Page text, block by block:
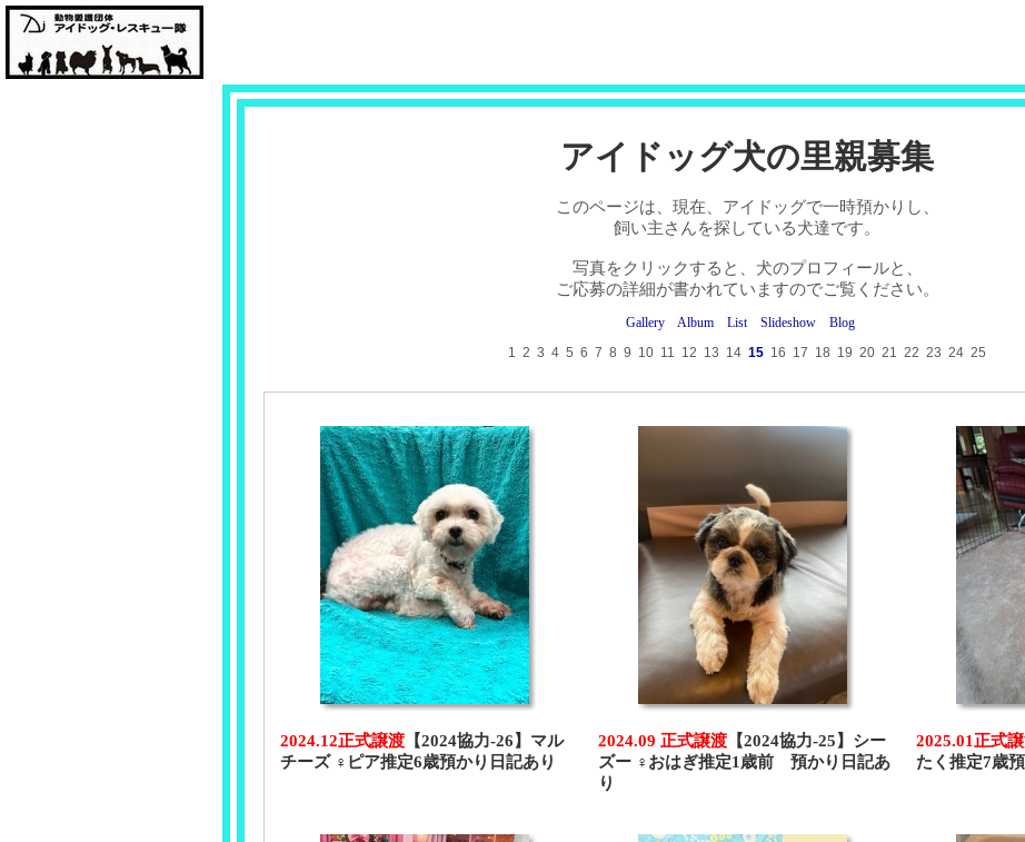
アイドッグ犬の里親募集
このページは、現在、アイドッグで一時預かりし、
飼い主さんを探している犬達です。
写真をクリックすると、犬のプロフィールと、
ご応募の詳細が書かれていますのでご覧ください。
Gallery Album List Slideshow
Blog
1 2 3 4 5 6 7 8 9 10 11 12 13 14 15 16 17 18 19 20 21 22 23 24 25
2024.12正式譲渡 【2024協力-26】マル
チーズ ♀ピア推定6歳預かり日記あり
2024.09 正式譲渡 【2024協力-25】シー
ズー ♀おはぎ推定1歳前 預かり日記あ
り
2025.01正式
たく推定7歳